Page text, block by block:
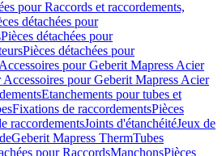
pour Raccords et raccordements,
détachées pour
Pièces détachées pour
Pièces détachées pour
Accessoires pour Geberit Mapress Acier
Accessoires pour Geberit Mapress Acier
Etanchements pour tubes et
Fixations de raccordementsPièces
raccordementsJoints d'étanchéitéJeux de
Geberit Mapress ThermTubes
pour RaccordsManchonsPièces